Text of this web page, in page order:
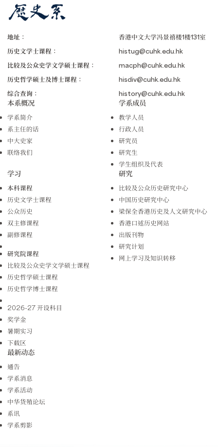
地址：
香港中文大学冯景禧楼1楼131室
历史文学士课程：
histug@cuhk.edu.hk
比较及公众史学文学硕士课程：
macph@cuhk.edu.hk
历史哲学硕士及博士课程：
hisdiv@cuhk.edu.hk
综合查询：
history@cuhk.edu.hk
本系概况
学系简介
系主任的话
中大史家
联络我们
学系成员
教学人员
行政人员
研究员
研究生
学生组织及代表
学习
本科课程
历史文学士课程
公众历史
双主修课程
副修课程
研究院课程
比较及公众史学文学硕士课程
历史哲学硕士课程
历史哲学博士课程
2026-27 开设科目
奖学金
暑期实习
下载区
研究
比较及公众历史研究中心
中国历史研究中心
梁保全香港历史及人文研究中心
香港口述历史网站
出版刊物
研究计划
网上学习及知识转移
最新动态
通告
学系消息
学系活动
中华货殖论坛
系讯
学系剪影